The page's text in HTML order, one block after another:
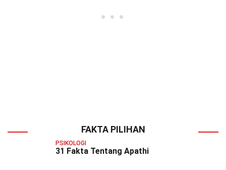
FAKTA PILIHAN
PSIKOLOGI
31 Fakta Tentang Apathi